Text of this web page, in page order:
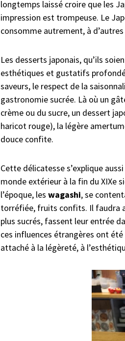
longtemps laissé croire que les
impression est trompeuse. Le
consomme autrement, à
Les desserts japonais, qu’ils
esthétiques et gustatifs
saveurs, le respect de la
gastronomie sucrée. Là où un
crème ou du sucre, un dessert
haricot rouge), la légère
douce confite.
Cette délicatesse s’explique
monde extérieur à la fin du XIXe
l’époque, les wagashi, se
torréfiée, fruits confits. Il faudra
plus sucrés, fassent leur entrée
ces influences étrangères ont
attaché à la légèreté, à